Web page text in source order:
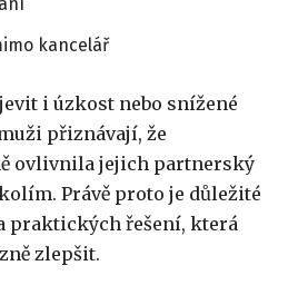
kancelář
i úzkost nebo snížené
přiznávají, že
ovlivnila jejich partnerský
Právě proto je důležité
praktických řešení, která
zlepšit.